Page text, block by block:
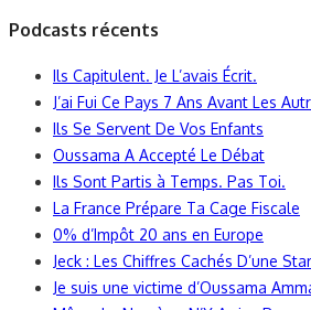
Podcasts récents
Ils Capitulent. Je L’avais Écrit.
J’ai Fui Ce Pays 7 Ans Avant Les
Ils Se Servent De Vos Enfants
Oussama A Accepté Le Débat
Ils Sont Partis à Temps. Pas Toi.
La France Prépare Ta Cage Fiscale
0% d’Impôt 20 ans en Europe
Jeck : Les Chiffres Cachés D’une
Je suis une victime d’Oussama